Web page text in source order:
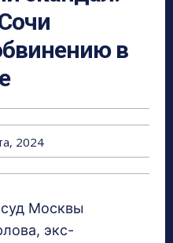
в
2024
Москвы
экс-